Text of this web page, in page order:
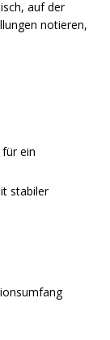
auf der
notieren,
ein
stabiler